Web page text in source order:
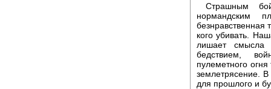
Страшным
нормандским
безнравственная
кого убивать.
лишает смысла
бедствием,
пулеметного
землетрясение. В
для прошлого и